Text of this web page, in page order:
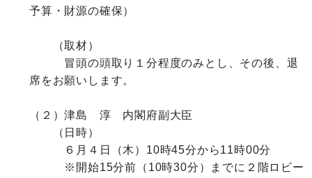
予算・財源の確保）
（取材）
冒頭の頭取り１分程度のみとし、その後、退
席をお願いします。
（２）津島　淳　内閣府副大臣
（日時）
６月４日（木）10時45分から11時00分
※開始15分前（10時30分）までに２階ロビー